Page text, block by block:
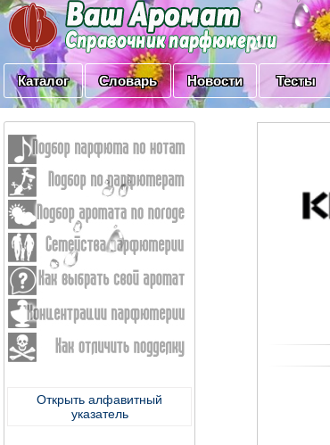
Каталог Словарь Новости Тесты
Открыть алфавитный
указатель